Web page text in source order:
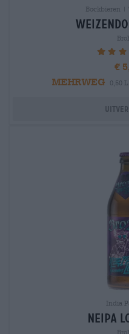
Bockbieren |
€
MEHRWEG
0,50
India
neipa